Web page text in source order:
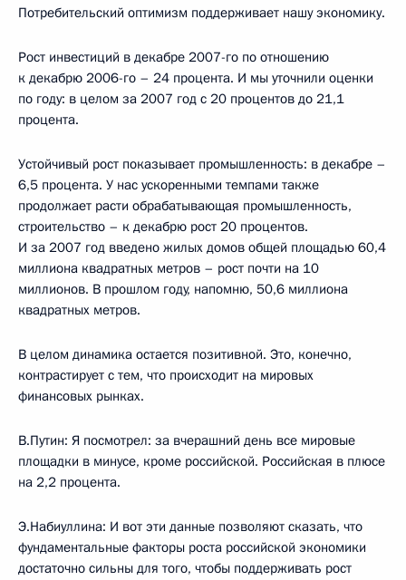
Потребительский оптимизм поддерживает нашу экономику.
Рост инвестиций в декабре 2007-го по отношению
к декабрю 2006-го – 24 процента. И мы уточнили оценки
по году: в целом за 2007 год с 20 процентов до 21,1
процента.
Устойчивый рост показывает промышленность: в декабре –
6,5 процента. У нас ускоренными темпами также
продолжает расти обрабатывающая промышленность,
строительство – к декабрю рост 20 процентов.
И за 2007 год введено жилых домов общей площадью 60,4
миллиона квадратных метров – рост почти на 10
миллионов. В прошлом году, напомню, 50,6 миллиона
квадратных метров.
В целом динамика остается позитивной. Это, конечно,
контрастирует с тем, что происходит на мировых
финансовых рынках.
В.Путин: Я посмотрел: за вчерашний день все мировые
площадки в минусе, кроме российской. Российская в плюсе
на 2,2 процента.
Э.Набиуллина: И вот эти данные позволяют сказать, что
фундаментальные факторы роста российской экономики
достаточно сильны для того, чтобы поддерживать рост